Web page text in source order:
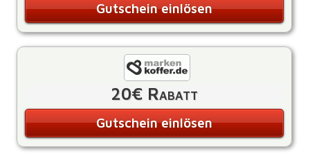
Gutschein einlösen
20€ Rabatt
Gutschein einlösen